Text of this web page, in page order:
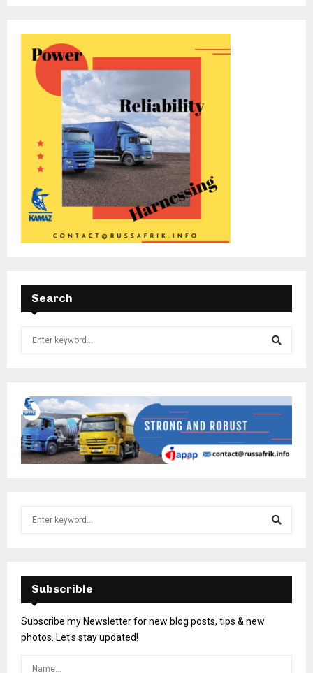
Search
Subscrible
Subscribe my Newsletter for new blog posts, tips & new
photos. Let's stay updated!